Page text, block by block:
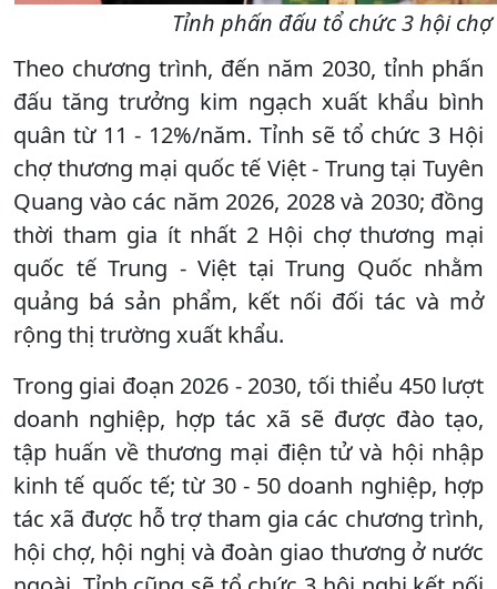
Tỉnh phấn đấu tổ chức 3 hội
Theo chương trình, đến năm 2030, tỉnh phấn
đấu tăng trưởng kim ngạch xuất khẩu bình
quân từ 11 - 12%/năm. Tỉnh sẽ tổ chức 3 Hội
chợ thương mại quốc tế Việt - Trung tại Tuyên
Quang vào các năm 2026, 2028 và 2030; đồng
thời tham gia ít nhất 2 Hội chợ thương mại
quốc tế Trung - Việt tại Trung Quốc nhằm
quảng bá sản phẩm, kết nối đối tác và mở
rộng thị trường xuất khẩu.
Trong giai đoạn 2026 - 2030, tối thiểu 450 lượt
doanh nghiệp, hợp tác xã sẽ được đào tạo,
tập huấn về thương mại điện tử và hội nhập
kinh tế quốc tế; từ 30 - 50 doanh nghiệp, hợp
tác xã được hỗ trợ tham gia các chương trình,
hội chợ, hội nghị và đoàn giao thương ở nước